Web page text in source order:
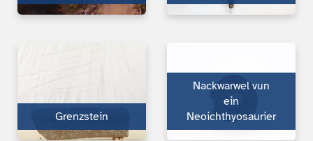
Grenzstein
Nackwarwel vun
ein
Neoichthyosaurier